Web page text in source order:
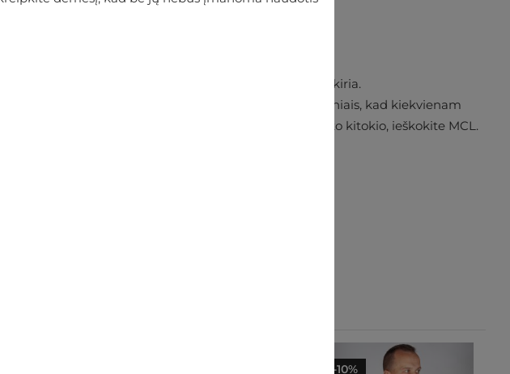
Apranga, kuri išties išsiskiria.
MCL nebijo rizikuoti spalvų ir formų deriniais, kad kiekvienam
sukurtų tikrai unikalų stilių. Jei ieškote kažko kitokio, ieškokite MCL.
-10%